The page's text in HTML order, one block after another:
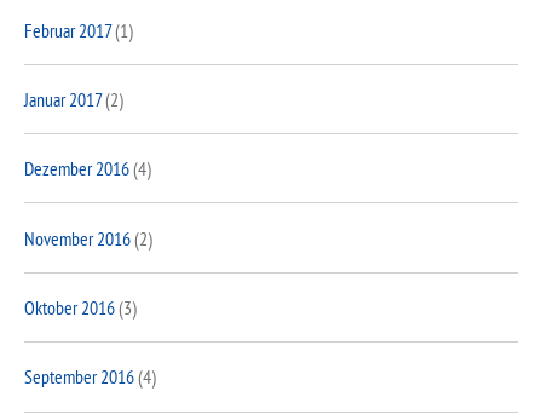
Februar 2017(1)
Januar 2017(2)
Dezember 2016(4)
November 2016(2)
Oktober 2016(3)
September 2016(4)